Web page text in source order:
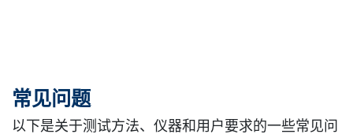
常见问题
以下是关于测试方法、仪器和用户要求的一些常见问